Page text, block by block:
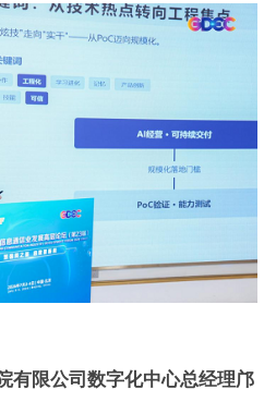
有限公司数字化中心总经理邝